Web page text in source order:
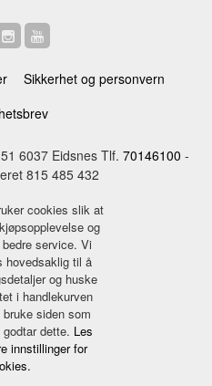
Sikkerhet og personvern
6037 Eidsnes Tlf. 70146100 -
815 485 432
cookies slik at
og
service. Vi
hovedsaklig til å
og huske
i handlekurven
siden som
dette. Les
innstillinger for